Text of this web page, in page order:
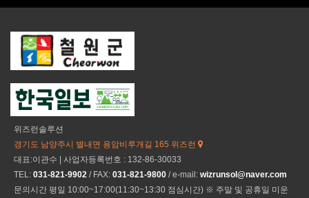
위즈런솔루션
경기도 남양주시 별내면 용암비루개길 165 위즈런
대표:이관수 | 사업자등록번호 : 132-86-30033
TEL: 031-821-9902 / FAX: 031-821-9800 / e-mail: wizrunsol@naver.com
문의시간 평일 10:00~17:00(11:30~13:30 점심시간) ※ 주말 및 공휴일 미운